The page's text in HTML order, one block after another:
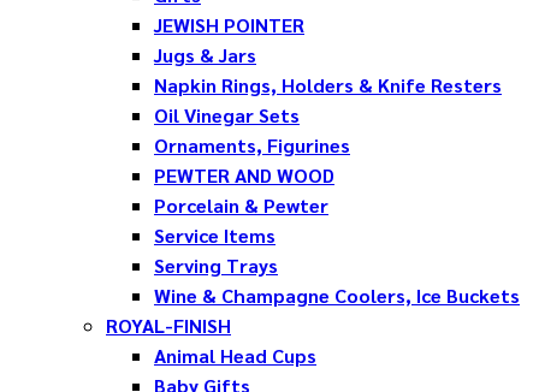
JEWISH POINTER
Jugs & Jars
Napkin Rings, Holders & Knife Resters
Oil Vinegar Sets
Ornaments, Figurines
PEWTER AND WOOD
Porcelain & Pewter
Service Items
Serving Trays
Wine & Champagne Coolers, Ice Buckets
ROYAL-FINISH
Animal Head Cups
Baby Gifts